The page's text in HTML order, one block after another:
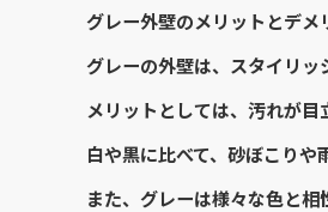
グレー外壁のメリットとデメ
グレーの外壁は、スタイリッ
メリットとしては、汚れが目
白や黒に比べて、砂ぼこりや
また、グレーは様々な色と相